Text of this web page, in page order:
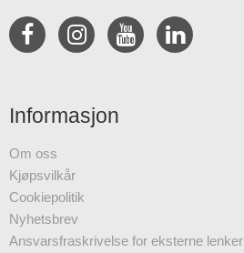
Informasjon
Om oss
Kjøpsvilkår
Cookiepolitik
Nyhetsbrev
Ansvarsfraskrivelse for eksterne lenker